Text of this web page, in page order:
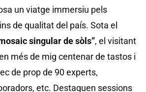
un viatge immersiu pels
de qualitat del país. Sota el
singular de sòls”, el visitant
més de mig centenar de tastos i
de prop de 90 experts,
etc. Destaquen sessions